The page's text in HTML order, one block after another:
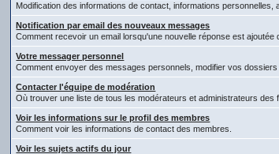
Modification des informations de contact, informations
Notification par email des nouveaux messages
Comment recevoir un email lorsqu'une nouvelle réponse est ajoutée
Votre messager personnel
Comment envoyer des messages personnels, modifier vos
Contacter l'équipe de modération
Où trouver une liste de tous les modérateurs et administrateurs des
Voir les informations sur le profil des membres
Comment voir les informations de contact des membres.
Voir les sujets actifs du jour